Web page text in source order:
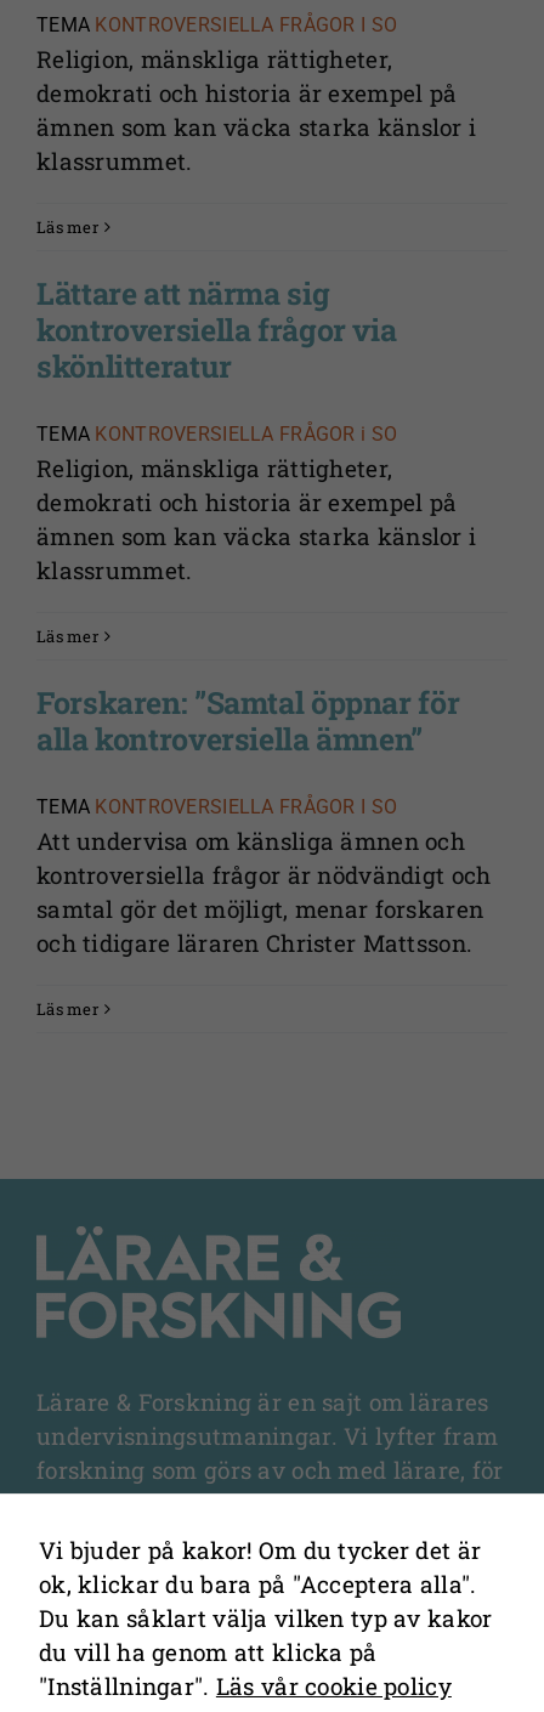
TEMA KONTROVERSIELLA FRÅGOR I SO
Religion, mänskliga rättigheter,
demokrati och historia är exempel på
ämnen som kan väcka starka känslor i
klassrummet.
Läs mer
Lättare att närma sig
kontroversiella frågor via
skönlitteratur
TEMA KONTROVERSIELLA FRÅGOR i SO
Religion, mänskliga rättigheter,
demokrati och historia är exempel på
ämnen som kan väcka starka känslor i
klassrummet.
Läs mer
Forskaren: ”Samtal öppnar för
alla kontroversiella ämnen”
TEMA KONTROVERSIELLA FRÅGOR I SO
Att undervisa om känsliga ämnen och
kontroversiella frågor är nödvändigt och
samtal gör det möjligt, menar forskaren
och tidigare läraren Christer Mattsson.
Läs mer
Lärare & Forskning är en sajt om lärares
undervisningsutmaningar. Vi lyfter fram
forskning som görs av och med lärare, för
lärare, och som fördjupar olika aspekter
av undervisningen och elevernas
lärande.
Vi bjuder på kakor! Om du tycker det är
ok, klickar du bara på "Acceptera alla".
Du kan såklart välja vilken typ av kakor
du vill ha genom att klicka på
"Inställningar". Läs vår cookie policy
Nödvändiga
Dessa kakor
går inte att
välja bort. De
att
webbplatsen
över huvud
taget ska
fungera.